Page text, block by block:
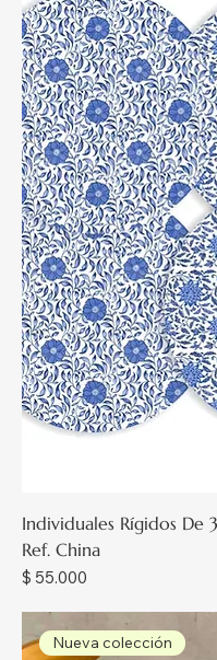
Individuales Rígidos De
Ref. China
Precio
$ 55.000
Nueva colección